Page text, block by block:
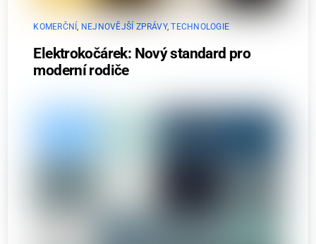
KOMERČNÍ, NEJNOVĚJŠÍ ZPRÁVY,TECHNOLOGIE
Elektrokočárek: Nový standard pro
moderní rodiče